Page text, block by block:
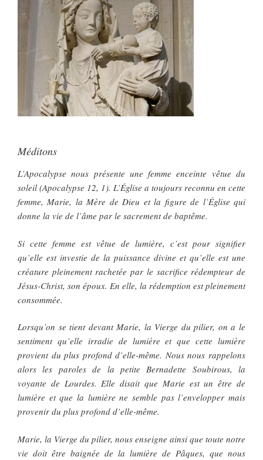
Méditons
L’Apocalypse nous présente une femme enceinte vêtue du
soleil (Apocalypse 12, 1). L’Église a toujours reconnu en cette
femme, Marie, la Mère de Dieu et la figure de l’Église qui
donne la vie de l’âme par le sacrement de baptême.
Si cette femme est vêtue de lumière, c’est pour signifier
qu’elle est investie de la puissance divine et qu’elle est une
créature pleinement rachetée par le sacrifice rédempteur de
Jésus-Christ, son époux. En elle, la rédemption est pleinement
consommée.
Lorsqu’on se tient devant Marie, la Vierge du pilier, on a le
sentiment qu’elle irradie de lumière et que cette lumière
provient du plus profond d’elle-même. Nous nous rappelons
alors les paroles de la petite Bernadette Soubirous, la
voyante de Lourdes. Elle disait que Marie est un être de
lumière et que la lumière ne semble pas l’envelopper mais
provenir du plus profond d’elle-même.
Marie, la Vierge du pilier, nous enseigne ainsi que toute notre
vie doit être baignée de la lumière de Pâques, que nous